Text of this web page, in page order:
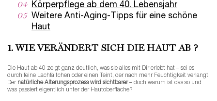
04 Körperpflege ab dem 40. Lebensjahr
05 Weitere Anti-Aging-Tipps für eine schöne
Haut
1. WIE VERÄNDERT SICH DIE HAUT AB ?
Die Haut ab 40 zeigt ganz deutlich, was sie alles mit Dir erlebt hat – sei es
durch feine Lachfältchen oder einen Teint, der nach mehr Feuchtigkeit verlangt.
Der natürliche Alterungsprozess wird sichtbarer– doch warum ist das so und
was passiert eigentlich unter der Hautoberfläche?